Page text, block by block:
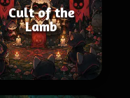
Cult of the
Lamb